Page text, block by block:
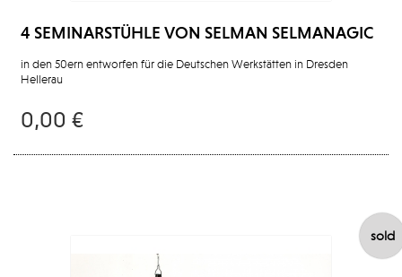
4 SEMINARSTÜHLE VON SELMAN SELMANAGIC
in den 50ern entworfen für die Deutschen Werkstätten in Dresden
Hellerau
0,00 €
sold